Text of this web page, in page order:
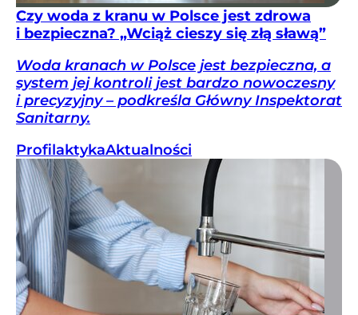
Czy woda z kranu w Polsce jest zdrowa
i bezpieczna? „Wciąż cieszy się złą sławą”
Woda kranach w Polsce jest bezpieczna, a
system jej kontroli jest bardzo nowoczesny
i precyzyjny – podkreśla Główny Inspektorat
Sanitarny.
ProfilaktykaAktualności